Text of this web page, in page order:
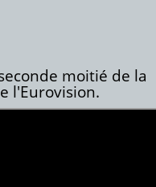
moitié de la
l'Eurovision.